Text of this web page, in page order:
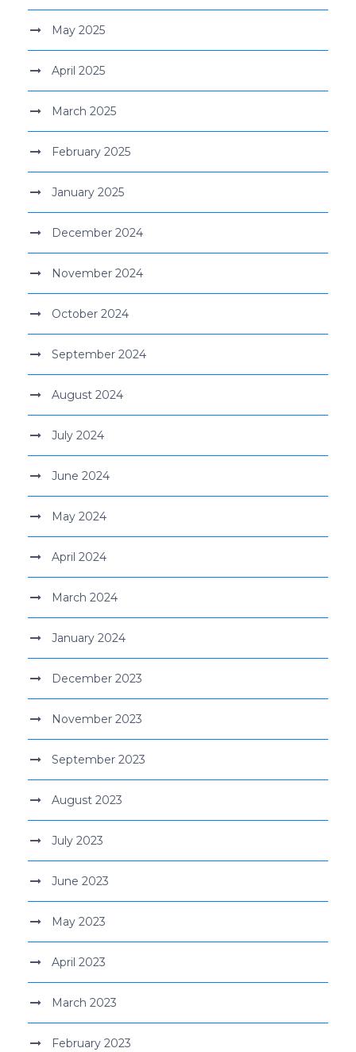
May 2025
April 2025
March 2025
February 2025
January 2025
December 2024
November 2024
October 2024
September 2024
August 2024
July 2024
June 2024
May 2024
April 2024
March 2024
January 2024
December 2023
November 2023
September 2023
August 2023
July 2023
June 2023
May 2023
April 2023
March 2023
February 2023